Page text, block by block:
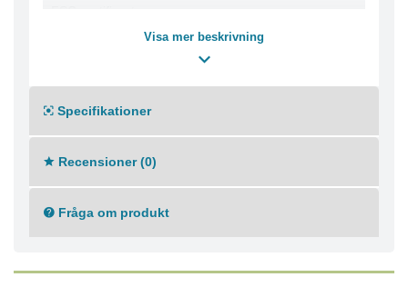
- Mått (LxBxH): 33,3x25,4x14,4 cm
Visa mer beskrivning
Specifikationer
Recensioner (0)
Fråga om produkt